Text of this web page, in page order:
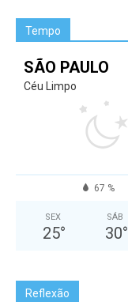
Tempo
SÃO PAULO
Céu Limpo
67 %
SEX
25°
SÁB
30°
Reflexão